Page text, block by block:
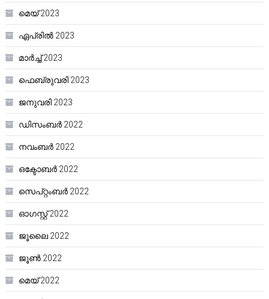
മെയ്‌ 2023
ഏപ്രിൽ 2023
മാർച്ച്‌ 2023
ഫെബ്രുവരി 2023
ജനുവരി 2023
ഡിസംബർ 2022
നവംബർ 2022
ഒക്ടോബർ 2022
സെപ്റ്റംബർ 2022
ഓഗസ്റ്റ്‌ 2022
ജൂലൈ 2022
ജൂൺ 2022
മെയ്‌ 2022